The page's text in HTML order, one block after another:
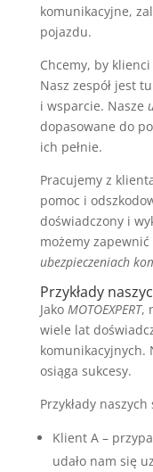
komunikacyjne,
pojazdu.
Chcemy, by
Nasz zespół jest
i wsparcie. Nasze
dopasowane do
ich pełnie.
Pracujemy z
pomoc i
doświadczony i
możemy
ubezpieczeniach
Przykłady
Jako MOTOEXPERT,
wiele lat
komunikacyjnych.
osiąga sukcesy.
Przykłady
Klient A –
udało nam się